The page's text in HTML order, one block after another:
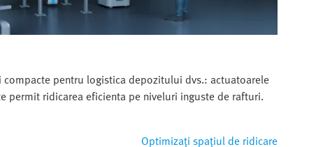
pentru logistica depozitului dvs.: actuatoarele
permit ridicarea eficienta pe niveluri inguste de rafturi.
Optimizați spațiul de ridicare